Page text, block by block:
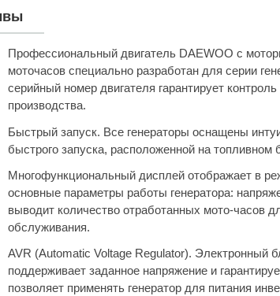
Профессиональный двигатель DAEWOO с
моточасов специально разработан для серии
серийный номер двигателя гарантирует
производства.
Быстрый запуск. Все генераторы оснащены
быстрого запуска, расположенной на топливном
Многофункциональный дисплей отображает в
основные параметры работы генератора:
выводит количество отработанных мото-часов
обслуживания.
AVR (Automatic Voltage Regulator). Электронный
поддерживает заданное напряжение и
позволяет применять генератор для питания